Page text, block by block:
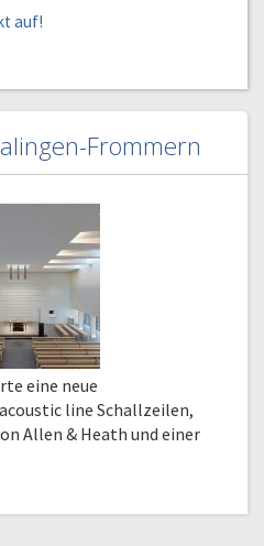
auf!
Frommern
eine neue
line Schallzeilen,
Allen & Heath und einer